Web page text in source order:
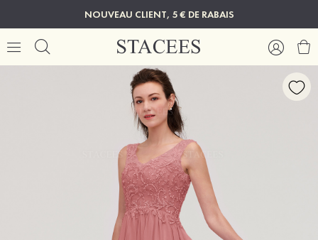
NOUVEAU CLIENT, 5 € DE RABAIS